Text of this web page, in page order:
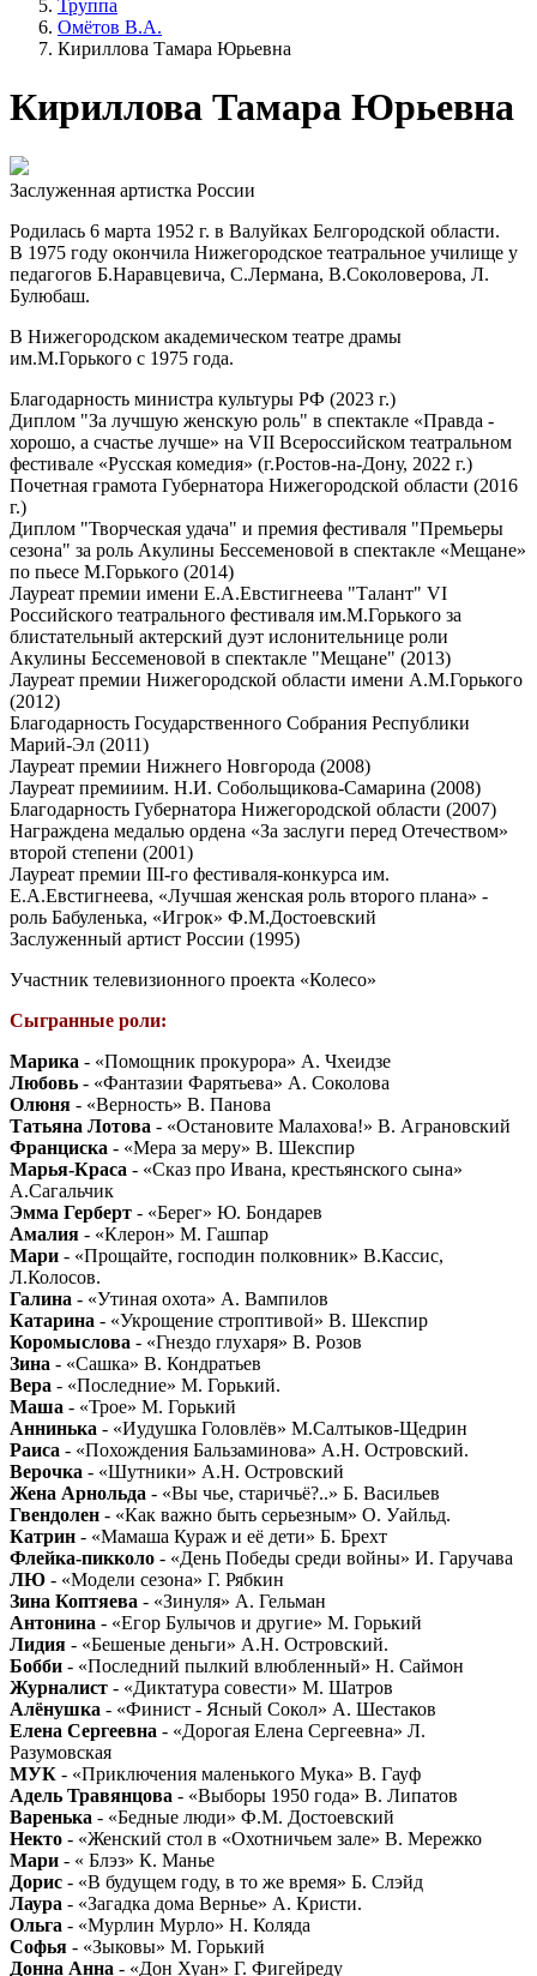
Труппа
Омётов В.А.
Кириллова Тамара Юрьевна
Кириллова Тамара Юрьевна
Заслуженная артистка России
Родилась 6 марта 1952 г. в Валуйках Белгородской области.
В 1975 году окончила Нижегородское театральное училище у
педагогов Б.Наравцевича, С.Лермана, В.Соколоверова, Л.
Булюбаш.
В Нижегородском академическом театре драмы
им.М.Горького с 1975 года.
Благодарность министра культуры РФ (2023 г.)
Диплом "За лучшую женскую роль" в спектакле «Правда -
хорошо, а счастье лучше» на VII Всероссийском театральном
фестивале «Русская комедия» (г.Ростов-на-Дону, 2022 г.)
Почетная грамота Губернатора Нижегородской области (2016
г.)
Диплом "Творческая удача" и премия фестиваля "Премьеры
сезона" за роль Акулины Бессеменовой в спектакле «Мещане»
по пьесе М.Горького (2014)
Лауреат премии имени Е.А.Евстигнеева "Талант" VI
Российского театрального фестиваля им.М.Горького за
блистательный актерский дуэт ислонительнице роли
Акулины Бессеменовой в спектакле "Мещане" (2013)
Лауреат премии Нижегородской области имени А.М.Горького
(2012)
Благодарность Государственного Собрания Республики
Марий-Эл (2011)
Лауреат премии Нижнего Новгорода (2008)
Лауреат премииим. Н.И. Собольщикова-Самарина (2008)
Благодарность Губернатора Нижегородской области (2007)
Награждена медалью ордена «За заслуги перед Отечеством»
второй степени (2001)
Лауреат премии III-го фестиваля-конкурса им.
Е.А.Евстигнеева, «Лучшая женская роль второго плана» -
роль Бабуленька, «Игрок» Ф.М.Достоевский
Заслуженный артист России (1995)
Участник телевизионного проекта «Колесо»
Сыгранные роли:
Марика - «Помощник прокурора» А. Чхеидзе
Любовь - «Фантазии Фарятьева» А. Соколова
Олюня - «Верность» В. Панова
Татьяна Лотова - «Остановите Малахова!» В. Аграновский
Франциска - «Мера за меру» В. Шекспир
Марья-Краса - «Сказ про Ивана, крестьянского сына»
А.Сагальчик
Эмма Герберт - «Берег» Ю. Бондарев
Амалия - «Клерон» М. Гашпар
Мари - «Прощайте, господин полковник» В.Кассис,
Л.Колосов.
Галина - «Утиная охота» А. Вампилов
Катарина - «Укрощение строптивой» В. Шекспир
Коромыслова - «Гнездо глухаря» В. Розов
Зина - «Сашка» В. Кондратьев
Вера - «Последние» М. Горький.
Маша - «Трое» М. Горький
Аннинька - «Иудушка Головлёв» М.Салтыков-Щедрин
Раиса - «Похождения Бальзаминова» А.Н. Островский.
Верочка - «Шутники» А.Н. Островский
Жена Арнольда - «Вы чье, старичьё?..» Б. Васильев
Гвендолен - «Как важно быть серьезным» О. Уайльд.
Катрин - «Мамаша Кураж и её дети» Б. Брехт
Флейка-пикколо - «День Победы среди войны» И. Гаручава
ЛЮ - «Модели сезона» Г. Рябкин
Зина Коптяева - «Зинуля» А. Гельман
Антонина - «Егор Булычов и другие» М. Горький
Лидия - «Бешеные деньги» А.Н. Островский.
Бобби - «Последний пылкий влюбленный» Н. Саймон
Журналист - «Диктатура совести» М. Шатров
Алёнушка - «Финист - Ясный Сокол» А. Шестаков
Елена Сергеевна - «Дорогая Елена Сергеевна» Л.
Разумовская
МУК - «Приключения маленького Мука» В. Гауф
Адель Травянцова - «Выборы 1950 года» В. Липатов
Варенька - «Бедные люди» Ф.М. Достоевский
Некто - «Женский стол в «Охотничьем зале» В. Мережко
Мари - « Блэз» К. Манье
Дорис - «В будущем году, в то же время» Б. Слэйд
Лаура - «Загадка дома Вернье» А. Кристи.
Ольга - «Мурлин Мурло» Н. Коляда
Софья - «Зыковы» М. Горький
Донна Анна - «Дон Хуан» Г. Фигейреду